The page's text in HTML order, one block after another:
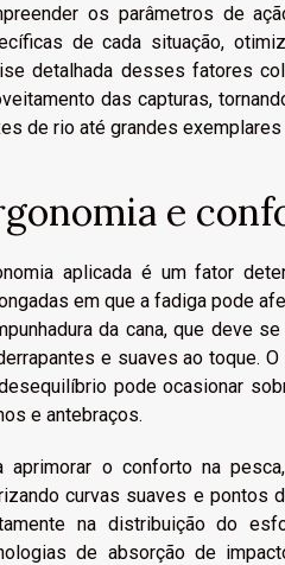
os parâmetros de
de cada situação,
detalhada desses fatores
das capturas,
de rio até grandes exemplares
e
aplicada é um fator
em que a fadiga pode
da cana, que deve
e suaves ao toque.
pode ocasionar
e antebraços.
aprimorar o conforto na
curvas suaves e pontos
na distribuição do
de absorção de